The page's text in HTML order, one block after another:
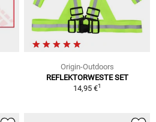
Origin-Outdoors
REFLEKTORWESTE SET
14,95 €1